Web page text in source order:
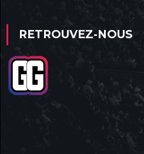
RETROUVEZ-NOUS